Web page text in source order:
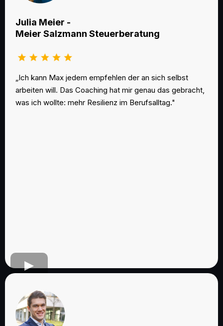
Julia Meier -
Meier Salzmann Steuerberatung
„Ich kann Max jedem empfehlen der an sich selbst
arbeiten will. Das Coaching hat mir genau das gebracht,
was ich wollte: mehr Resilienz im Berufsalltag."